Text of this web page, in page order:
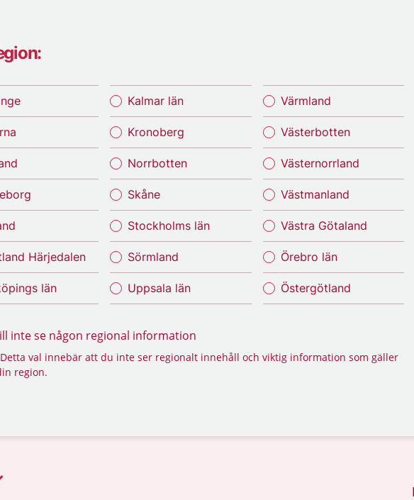
Härjedalen
län
Kalmar län
Kronoberg
Norrbotten
Skåne
Stockholms län
Sörmland
Uppsala län
Värmland
Västerbotten
Västernorrland
Västmanland
Västra Götaland
Örebro län
Östergötland
inte se någon regional information
val innebär att du inte ser regionalt innehåll och viktig information som gäller
region.